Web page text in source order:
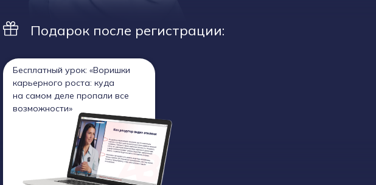
Подарок после регистрации:
Бесплатный урок: «Воришки
карьерного роста: куда
на самом деле пропали все
возможности»